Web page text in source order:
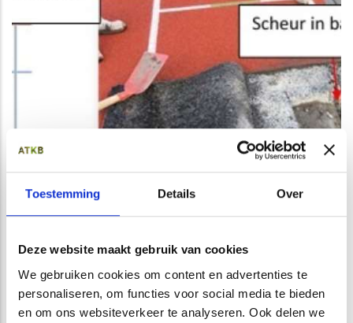
Toestemming Details Over
Deze website maakt gebruik van cookies
We gebruiken cookies om content en advertenties te
personaliseren, om functies voor social media te bieden
en om ons websiteverkeer te analyseren. Ook delen we